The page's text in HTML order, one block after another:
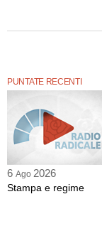
PUNTATE RECENTI
6 Ago 2026
Stampa e regime